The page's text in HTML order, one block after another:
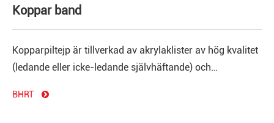
Koppar band
Kopparpiltejp är tillverkad av akrylaklister av hög kvalitet
(ledande eller icke-ledande självhäftande) och
ledningsförmåga.
BHRT